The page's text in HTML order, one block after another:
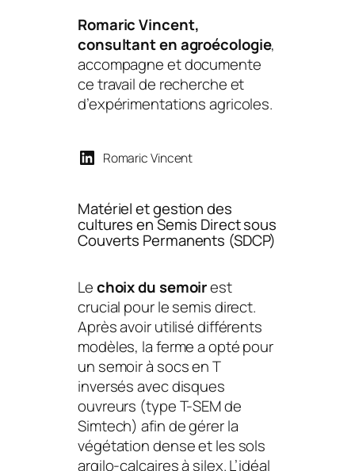
Romaric Vincent,
consultant enagroécologie,
accompagne et documente
ce travail de recherche et
d’expérimentations agricoles.
Romaric Vincent
Matériel et gestion des
cultures en Semis Direct sous
Couverts Permanents (SDCP)
Lechoix du semoirest
crucial pour le semis direct.
Après avoir utilisé différents
modèles, la ferme a opté pour
un semoir à socs en T
inversés avec disques
ouvreurs (type T-SEM de
Simtech) afin de gérer la
végétation dense et les sols
argilo-calcaires à silex. L’idéal